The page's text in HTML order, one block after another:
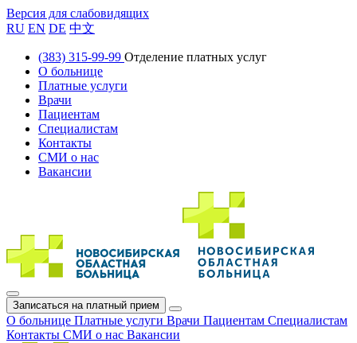
Версия для слабовидящих
RU EN DE 中文
(383) 315-99-99 Отделение платных услуг
О больнице
Платные услуги
Врачи
Пациентам
Специалистам
Контакты
СМИ о нас
Вакансии
Записаться на платный прием
О больнице Платные услуги Врачи Пациентам Специалистам
Контакты СМИ о нас Вакансии